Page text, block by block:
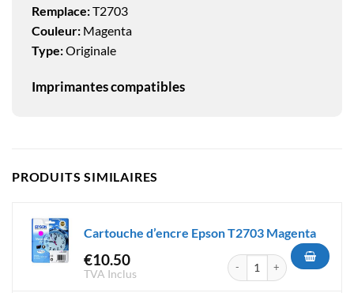
Remplace:T2703
Couleur: Magenta
Type:Originale
Imprimantes compatibles
PRODUITS SIMILAIRES
Cartouche d’encre Epson T2703 Magenta
€10.50
TVA Inclus
quantité de Cartouche